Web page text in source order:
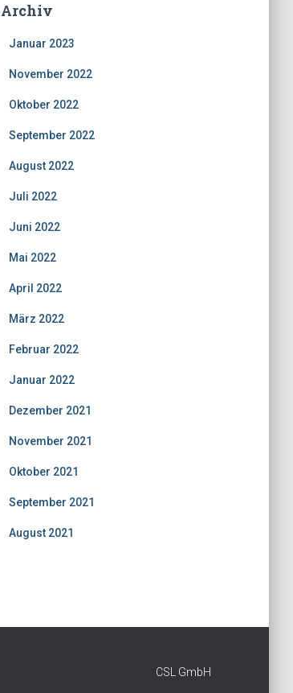
Archiv
Januar 2023
November 2022
Oktober 2022
September 2022
August 2022
Juli 2022
Juni 2022
Mai 2022
April 2022
März 2022
Februar 2022
Januar 2022
Dezember 2021
November 2021
Oktober 2021
September 2021
August 2021
CSL GmbH